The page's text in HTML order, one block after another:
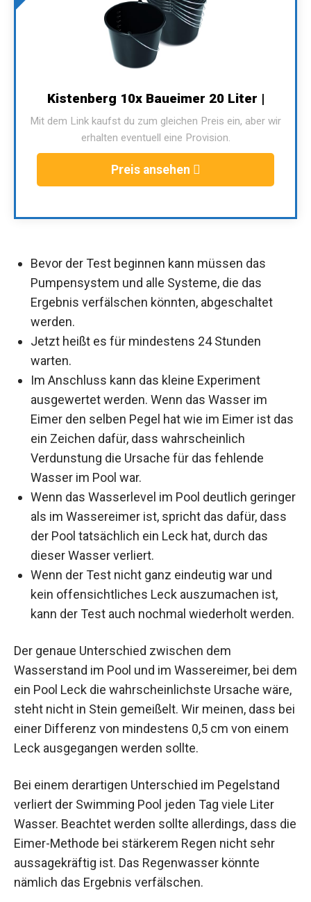
Kistenberg 10x Baueimer 20 Liter |
Mit dem Link kaufst du zum gleichen Preis ein, aber wir
erhalten eventuell eine Provision.
Preis ansehen
Bevor der Test beginnen kann müssen das
Pumpensystem und alle Systeme, die das
Ergebnis verfälschen könnten, abgeschaltet
werden.
Jetzt heißt es für mindestens 24 Stunden
warten.
Im Anschluss kann das kleine Experiment
ausgewertet werden. Wenn das Wasser im
Eimer den selben Pegel hat wie im Eimer ist das
ein Zeichen dafür, dass wahrscheinlich
Verdunstung die Ursache für das fehlende
Wasser im Pool war.
Wenn das Wasserlevel im Pool deutlich geringer
als im Wassereimer ist, spricht das dafür, dass
der Pool tatsächlich ein Leck hat, durch das
dieser Wasser verliert.
Wenn der Test nicht ganz eindeutig war und
kein offensichtliches Leck auszumachen ist,
kann der Test auch nochmal wiederholt werden.
Der genaue Unterschied zwischen dem
Wasserstand im Pool und im Wassereimer, bei dem
ein Pool Leck die wahrscheinlichste Ursache wäre,
steht nicht in Stein gemeißelt. Wir meinen, dass bei
einer Differenz von mindestens 0,5 cm von einem
Leck ausgegangen werden sollte.
Bei einem derartigen Unterschied im Pegelstand
verliert der Swimming Pool jeden Tag viele Liter
Wasser. Beachtet werden sollte allerdings, dass die
Eimer-Methode bei stärkerem Regen nicht sehr
aussagekräftig ist. Das Regenwasser könnte
nämlich das Ergebnis verfälschen.